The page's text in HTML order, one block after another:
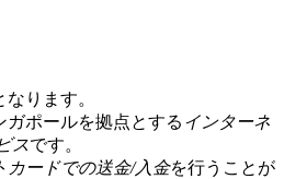
ります。
ガポールを拠点とする インターネ
スです。
カードでの送金/入金を行うことが